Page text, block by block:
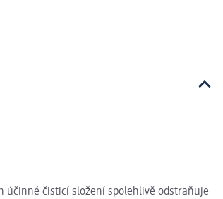
účinné čisticí složení spolehlivě odstraňuje